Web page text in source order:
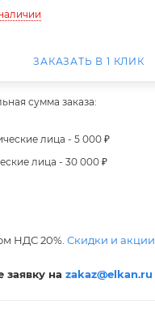
ЗАКАЗАТЬ В 1 КЛИК
сумма заказа:
лица - 5 000 ₽
лица - 30 000 ₽
НДС 20%. Скидки и акции
на zakaz@elkan.ru